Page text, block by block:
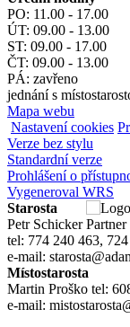
PO: 11.00 - 17.00
ÚT: 09.00 - 13.00
ST: 09.00 - 17.00
ČT: 09.00 - 13.00
PÁ: zavřeno
jednání s
Mapa webu
Nastavení cookies
Verze bez stylu
Standardní verze
Prohlášení o
Vygeneroval WRS
Starosta
Petr Schicker
tel: 774 240 463,
e-mail:
Místostarosta
Martin Proško tel:
e-mail: